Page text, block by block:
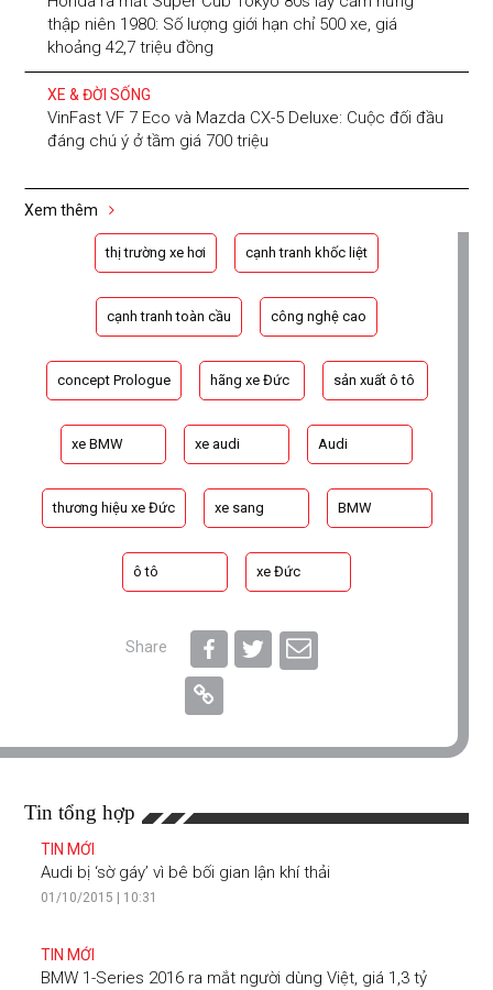
thập niên 1980: Số lượng giới hạn chỉ 500 xe, giá
khoảng 42,7 triệu đồng
XE & ĐỜI SỐNG
VinFast VF 7 Eco và Mazda CX-5 Deluxe: Cuộc đối đầu
đáng chú ý ở tầm giá 700 triệu
Xem thêm
thị trường xe hơi cạnh tranh khốc liệt
cạnh tranh toàn cầu công nghệ cao
concept Prologue hãng xe Đức sản xuất ô tô
xe BMW xe audi Audi
thương hiệu xe Đức xe sang BMW
ô tô xe Đức
Share
Tin tổng hợp
TIN MỚI
Audi bị ‘sờ gáy’ vì bê bối gian lận khí thải
01/10/2015 | 10:31
TIN MỚI
BMW 1-Series 2016 ra mắt người dùng Việt, giá 1,3 tỷ